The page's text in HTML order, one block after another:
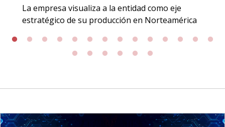
Especificaciones:
Incluyendo grado 304. Requisitos:
La empresa visualiza a la entidad como eje
estratégico de su producción en Norteamérica